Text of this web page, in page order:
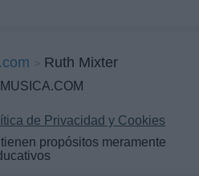
Ruth Mixter
de Privacidad y Cookies
propósitos meramente